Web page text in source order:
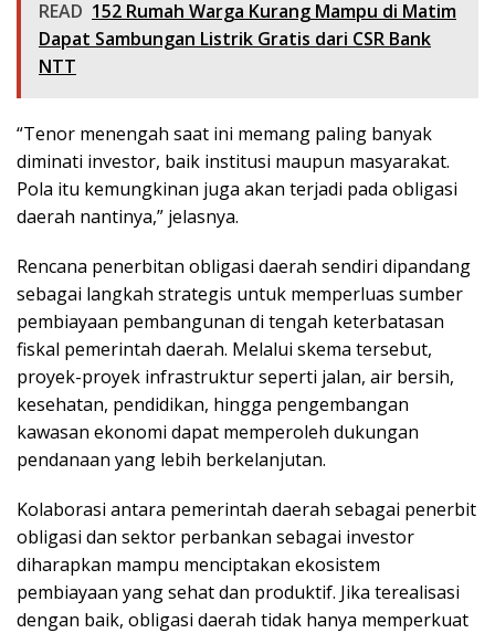
READ 152 Rumah Warga Kurang Mampu di Matim
Dapat Sambungan Listrik Gratis dari CSR Bank
NTT
“Tenor menengah saat ini memang paling banyak
diminati investor, baik institusi maupun masyarakat.
Pola itu kemungkinan juga akan terjadi pada obligasi
daerah nantinya,” jelasnya.
Rencana penerbitan obligasi daerah sendiri dipandang
sebagai langkah strategis untuk memperluas sumber
pembiayaan pembangunan di tengah keterbatasan
fiskal pemerintah daerah. Melalui skema tersebut,
proyek-proyek infrastruktur seperti jalan, air bersih,
kesehatan, pendidikan, hingga pengembangan
kawasan ekonomi dapat memperoleh dukungan
pendanaan yang lebih berkelanjutan.
Kolaborasi antara pemerintah daerah sebagai penerbit
obligasi dan sektor perbankan sebagai investor
diharapkan mampu menciptakan ekosistem
pembiayaan yang sehat dan produktif. Jika terealisasi
dengan baik, obligasi daerah tidak hanya memperkuat